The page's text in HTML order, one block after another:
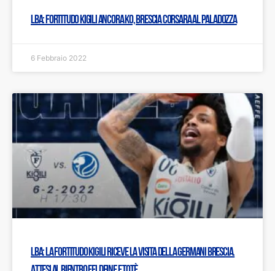
LBA: Fortitudo Kigili ancora ko, Brescia corsara al PalaDozza
6 Febbraio 2022
LBA: La Fortitudo Kigili riceve la visita della Germani Brescia.